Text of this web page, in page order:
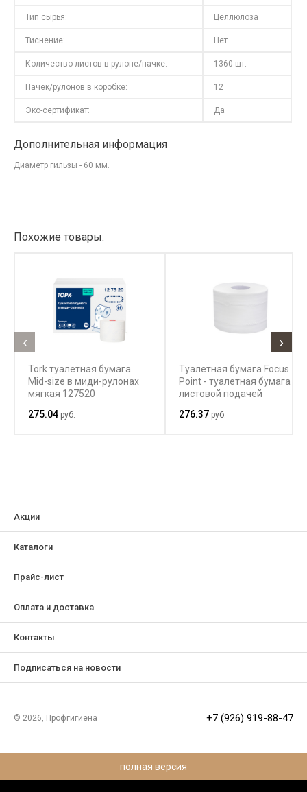
Тип сырья: Целлюлоза
Тиснение: Нет
Количество листов в рулоне/пачке: 1360 шт.
Пачек/рулонов в коробке: 12
Эко-сертификат: Да
Дополнительная информация
Диаметр гильзы - 60 мм.
Похожие товары:
Tork туалетная бумага
Mid-size в миди-рулонах
мягкая 127520
275.04 руб.
Туалетная бумага Focus
Point - туалетная бумага с
листовой подачей
276.37 руб.
‹ ›
Акции
Каталоги
Прайс-лист
Оплата и доставка
Контакты
Подписаться на новости
© 2026, Профгигиена +7 (926) 919-88-47
полная версия